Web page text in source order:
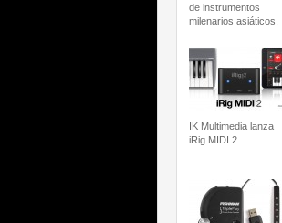
de instrumentos
milenarios asiáticos.
IK Multimedia lanza
iRig MIDI 2